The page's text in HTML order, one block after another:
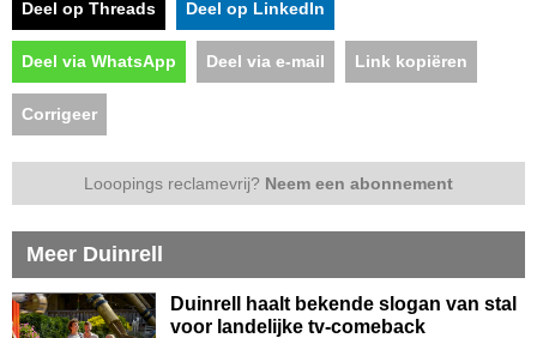
Deel op Threads Deel op LinkedIn
Deel via WhatsApp Deel via e-mail Link kopiëren
Corrigeer
Looopings reclamevrij? Neem een abonnement
Meer Duinrell
Duinrell haalt bekende slogan van stal
voor landelijke tv-comeback